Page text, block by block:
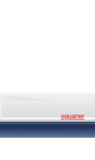
eguarwr